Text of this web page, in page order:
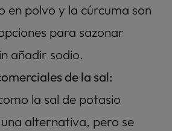
en polvo y la cúrcuma son
para sazonar
añadir sodio.
de la sal:
la sal de potasio
alternativa, pero se